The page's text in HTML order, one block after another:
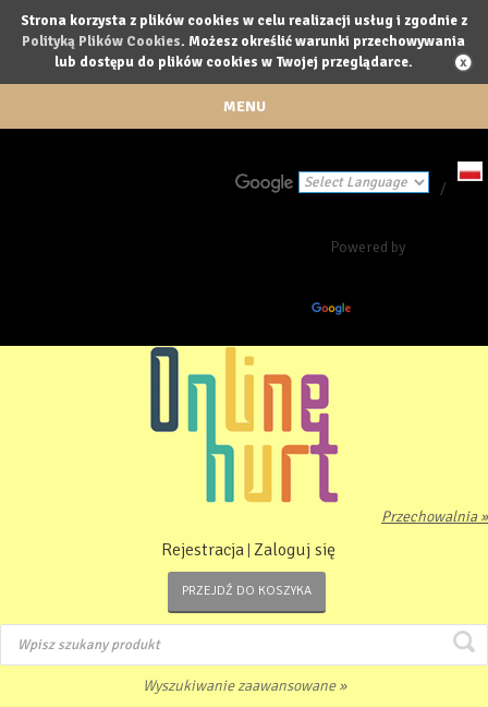
Strona korzysta z plików cookies w celu realizacji usług i zgodnie z
Polityką Plików Cookies. Możesz określić warunki przechowywania
lub dostępu do plików cookies w Twojej przeglądarce.
MENU
Powered by
/
Przechowalnia »
Rejestracja Zaloguj się
PRZEJDŹ DO KOSZYKA
Wyszukiwanie zaawansowane »